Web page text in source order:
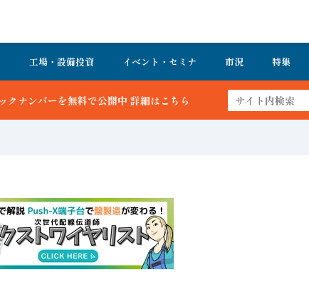
工場・設備投資 イベント・セミナ 市況 特集
で公開中 詳細はこちら